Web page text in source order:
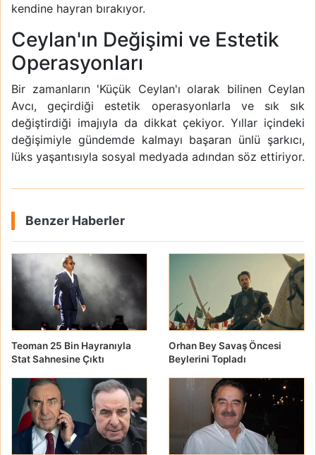
kendine hayran bırakıyor.
Ceylan'ın Değişimi ve Estetik
Operasyonları
Bir zamanların 'Küçük Ceylan'ı olarak bilinen Ceylan
Avcı, geçirdiği estetik operasyonlarla ve sık sık
değiştirdiği imajıyla da dikkat çekiyor. Yıllar içindeki
değişimiyle gündemde kalmayı başaran ünlü şarkıcı,
lüks yaşantısıyla sosyal medyada adından söz ettiriyor.
Benzer Haberler
Teoman 25 Bin Hayranıyla
Stat Sahnesine Çıktı
Orhan Bey Savaş Öncesi
Beylerini Topladı